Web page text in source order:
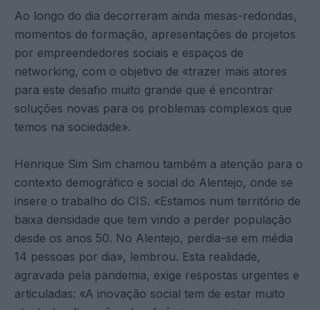
Ao longo do dia decorreram ainda mesas-redondas,
momentos de formação, apresentações de projetos
por empreendedores sociais e espaços de
networking, com o objetivo de «trazer mais atores
para este desafio muito grande que é encontrar
soluções novas para os problemas complexos que
temos na sociedade».
Henrique Sim Sim chamou também a atenção para o
contexto demográfico e social do Alentejo, onde se
insere o trabalho do CIS. «Estamos num território de
baixa densidade que tem vindo a perder população
desde os anos 50. No Alentejo, perdia-se em média
14 pessoas por dia», lembrou. Esta realidade,
agravada pela pandemia, exige respostas urgentes e
articuladas: «A inovação social tem de estar muito